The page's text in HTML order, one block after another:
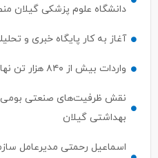
دانشگاه علوم پزشکی گیلان
آغاز به کار پایگاه خبری و
واردات بیش از ۸۴۰ هزار تن نهاده دامی از بنادر كاسپین و انزلی
نقش ظرفیت‌های صنعتی بومی
بهداشتی گیلان
اسماعیل رحمتی مدیرعامل